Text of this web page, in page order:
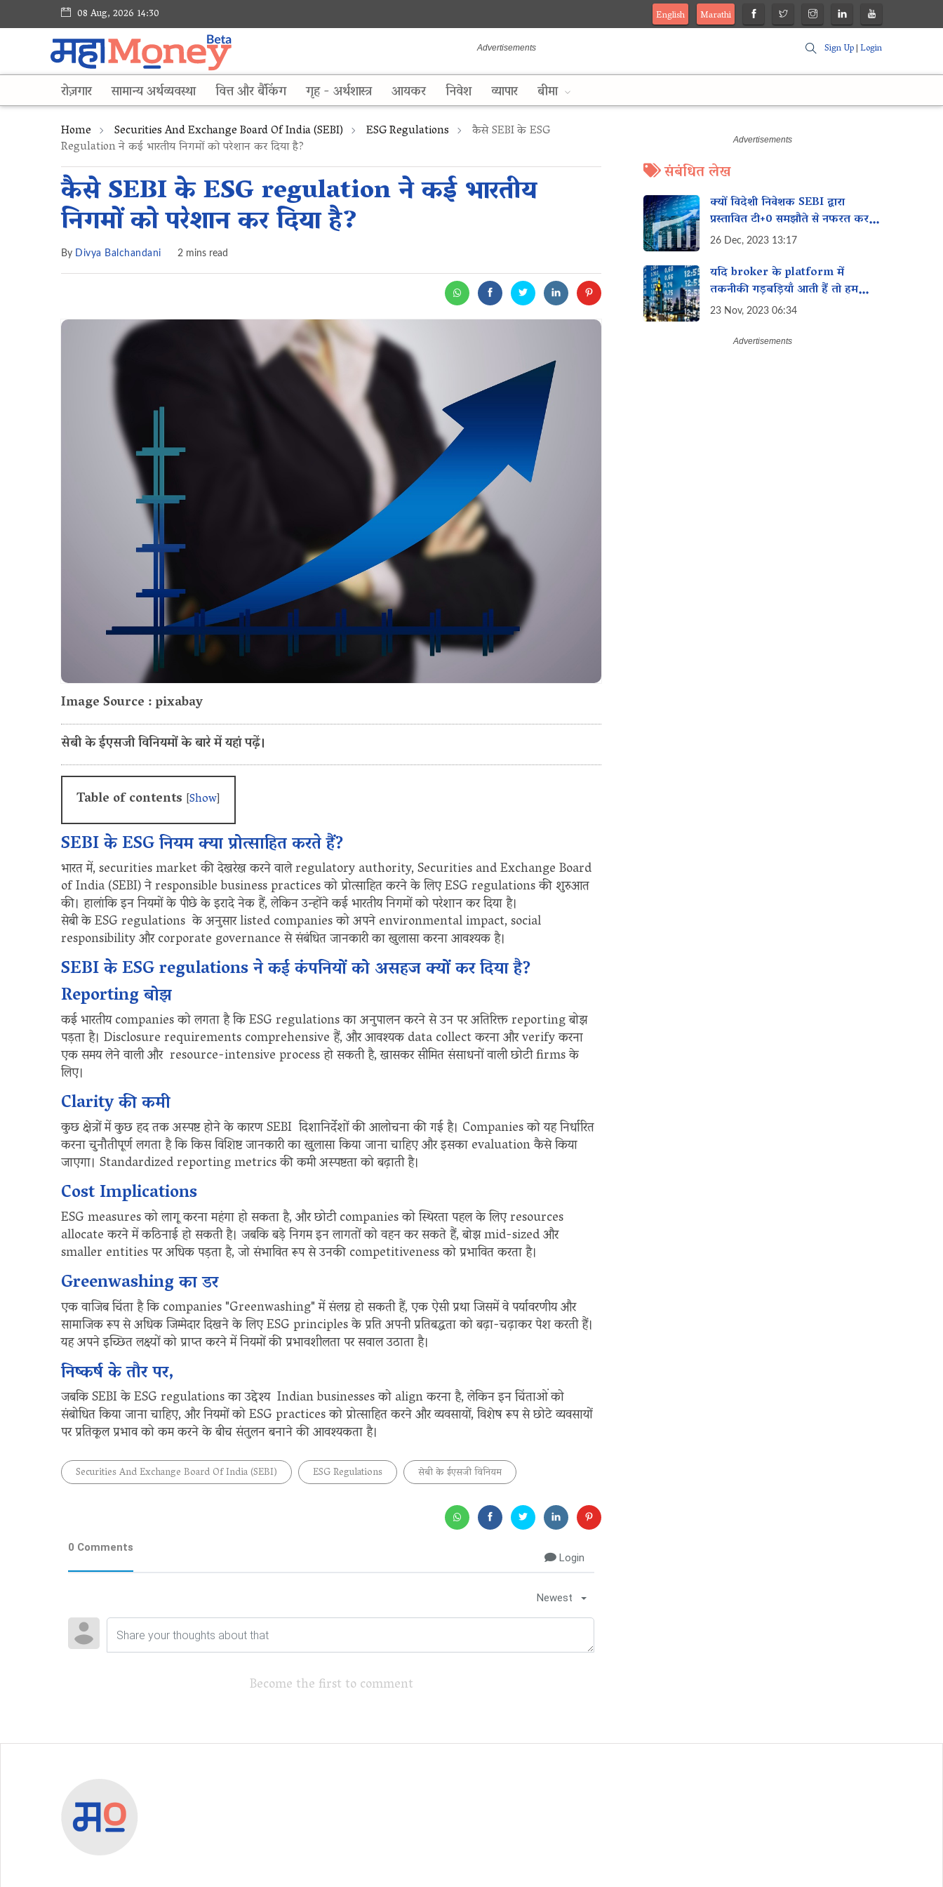
08 Aug, 2026 14:30 English
Marathi
Sign Up|Login
रोज़गार सामान्य अर्थव्यवस्था वित्त और बैंकिंग गृह - अर्थशास्त्र आयकर निवेश व्यापार बीमा
Home Securities And Exchange Board Of India (SEBI) ESG Regulations कैसे SEBI के ESG
Regulation ने कई भारतीय निगमों को परेशान कर दिया है?
कैसे SEBI के ESG regulation ने कई भारतीय
निगमों को परेशान कर दिया है?
By Divya Balchandani 2 mins read
Image Source : pixabay
सेबी के ईएसजी विनियमों के बारे में यहां पढ़ें।
Table of contents [Show]
SEBI के ESG नियम क्या प्रोत्साहित करते हैं?
भारत में, securities market की देखरेख करने वाले regulatory authority, Securities and Exchange Board
of India (SEBI) ने responsible business practices को प्रोत्साहित करने के लिए ESG regulations की शुरुआत
की। हालांकि इन नियमों के पीछे के इरादे नेक हैं, लेकिन उन्होंने कई भारतीय निगमों को परेशान कर दिया है।
सेबी के ESG regulations के अनुसार listed companies को अपने environmental impact, social
responsibility और corporate governance से संबंधित जानकारी का खुलासा करना आवश्यक है।
SEBI के ESG regulations ने कई कंपनियों को असहज क्यों कर दिया है?
Reporting बोझ
कई भारतीय companies को लगता है कि ESG regulations का अनुपालन करने से उन पर अतिरिक्त reporting बोझ
पड़ता है। Disclosure requirements comprehensive हैं, और आवश्यक data collect करना और verify करना
एक समय लेने वाली और resource-intensive process हो सकती है, खासकर सीमित संसाधनों वाली छोटी firms के
लिए।
Clarity की कमी
कुछ क्षेत्रों में कुछ हद तक अस्पष्ट होने के कारण SEBI दिशानिर्देशों की आलोचना की गई है। Companies को यह निर्धारित
करना चुनौतीपूर्ण लगता है कि किस विशिष्ट जानकारी का खुलासा किया जाना चाहिए और इसका evaluation कैसे किया
जाएगा। Standardized reporting metrics की कमी अस्पष्टता को बढ़ाती है।
Cost Implications
ESG measures को लागू करना महंगा हो सकता है, और छोटी companies को स्थिरता पहल के लिए resources
allocate करने में कठिनाई हो सकती है। जबकि बड़े निगम इन लागतों को वहन कर सकते हैं, बोझ mid-sized और
smaller entities पर अधिक पड़ता है, जो संभावित रूप से उनकी competitiveness को प्रभावित करता है।
Greenwashing का डर
एक वाजिब चिंता है कि companies "Greenwashing" में संलग्न हो सकती हैं, एक ऐसी प्रथा जिसमें वे पर्यावरणीय और
सामाजिक रूप से अधिक जिम्मेदार दिखने के लिए ESG principles के प्रति अपनी प्रतिबद्धता को बढ़ा-चढ़ाकर पेश करती हैं।
यह अपने इच्छित लक्ष्यों को प्राप्त करने में नियमों की प्रभावशीलता पर सवाल उठाता है।
निष्कर्ष के तौर पर,
जबकि SEBI के ESG regulations का उद्देश्य Indian businesses को align करना है, लेकिन इन चिंताओं को
संबोधित किया जाना चाहिए, और नियमों को ESG practices को प्रोत्साहित करने और व्यवसायों, विशेष रूप से छोटे व्यवसायों
पर प्रतिकूल प्रभाव को कम करने के बीच संतुलन बनाने की आवश्यकता है।
Securities And Exchange Board Of India (SEBI) ESG Regulations सेबी के ईएसजी विनियम
0 Comments
Login
Newest
Become the first to comment
संबंधित लेख
क्यों विदेशी निवेशक SEBI द्वारा
प्रस्तावित टी+0 समझौते से नफरत करते
हैं लेकिन शायद आप नहीं!
26 Dec, 2023 13:17
यदि broker के platform में
तकनीकी गड़बड़ियाँ आती हैं तो हम
अपने investment की सुरक्षा कैसे कर
23 Nov, 2023 06:34